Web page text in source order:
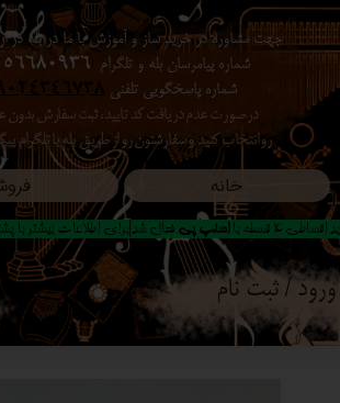
خانه
جهت مشاوره در خرید ساز و آموزش با ما در بله در
شماره پیامرسان بله و تلگرام
شماره پاسخگویی تلفنی
در صورت عدم دریافت کد تایید ، ثبت سفارش
رو انتخاب کنید ​​​​​​​ و سفارشتون رو از طریق بله یا تلگرام
ورود / ثبت نام
حساب کاربری من
تغییر گذر واژه
سفارشات
خروج از حساب کاربری
اقساطی 4 قسطه با اسنپ پی فعال شد|برای اطلاعات بیشتر با